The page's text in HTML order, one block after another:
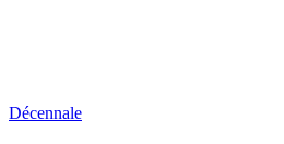
Décennale